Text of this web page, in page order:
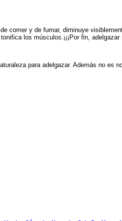
comer y de fumar, diminuye
los músculos.¡¡¡Por fin, adelgazar
para adelgazar. Además no es